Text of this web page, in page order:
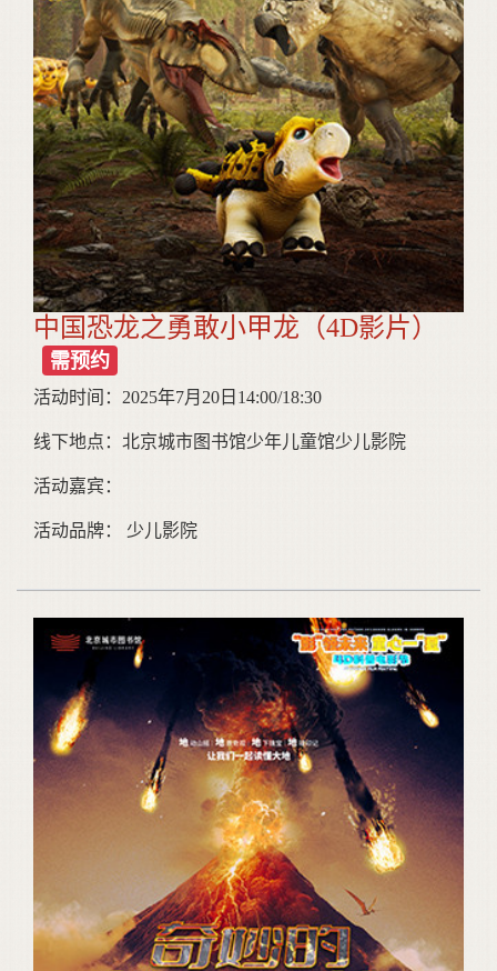
中国恐龙之勇敢小甲龙（4D影片）
需预约
活动时间：2025年7月20日14:00/18:30
线下地点：北京城市图书馆少年儿童馆少儿影院
活动嘉宾：
活动品牌： 少儿影院